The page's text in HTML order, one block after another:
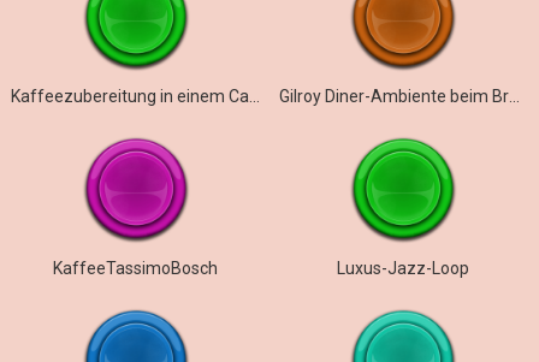
Gilroy Diner-Ambiente beim Brunch
KaffeeTassimoBosch Luxus-Jazz-Loop